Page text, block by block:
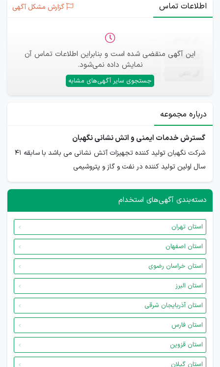
اطلاعات تماس گزارش مشکل آگهی
این آگهی منقضی شده است و بنابراین اطلاعات تماس آن
نمایش داده نمی‌شود.
جستجوی سایر آگهی‌های مشابه
ایمیل —
—
درباره مجموعه
گسترش خدمات ایمنی و اتش نشانی نگهبان
شرکت نگهبان تولید کننده تجهیزات آتش نشانی می باشد با سابقه 41
سال اولین تولید کننده در نفت و گاز و پتروشیمی
دسته‌بندی آگهی‌های استخدام
استان تهران
استان اصفهان
استان خراسان رضوی
استان البرز
استان آذربایجان شرقی
استان فارس
استان قزوین
استان گیلان